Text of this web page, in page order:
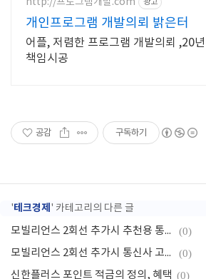
개인프로그램 개발의뢰 밝은터
어플, 저렴한 프로그램 개발의뢰 ,20
책임시공
공감 구독하기
'테크경제 ' 카테고리의 다른 글
모빌리언스 2회선 추가시 추천용 통신사는? (0)
모빌리언스 2회선 추가시 통신사 고르는 팁 (0)
신한플러스 포인트 적금의 정의, 혜택 (0)